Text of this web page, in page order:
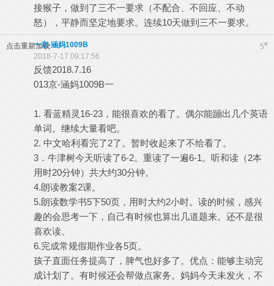
接猴子，做到了三不一要求（不配合、不回应、不动
怒），平静而坚定地要求。连续10天做到三不一要求。
点击重新加载 5#
一京-涵妈1009B
2018-7-17 09:17:56
反馈2018.7.16
013京-涵妈1009B一
1. 看蓝精灵16-23，能很喜欢的看了。偶尔能蹦出几个英语
单词。继续大量看吧。
2. 中文哈利看完了2了。暂时收起来了不给看了。
3．牛津树今天听读了6-2。重读了一遍6-1。听和读（2本
用时20分钟）共大约30分钟。
4.朗读教案2课。
5.朗读数学书5下50页，用时大约2小时。读的时候，感兴
趣的会思考一下，自己有时候也算出几道题来。还不是很
喜欢读。
6.完成常规假期作业各5页。
孩子直面任务提高了，脾气也好多了。优点：能够主动完
成计划了。有时候还会帮做点家务。妈妈今天未发火，不